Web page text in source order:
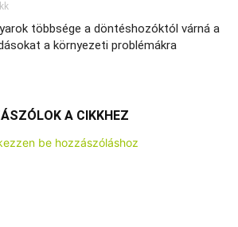
többsége a döntéshozóktól várná a
a környezeti problémákra
A CIKKHEZ
be hozzászóláshoz